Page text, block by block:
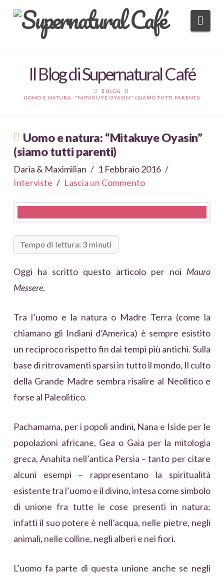
Il Blog di Supernatural Café
HOME
BLOG
UOMO E NATURA: "MITAKUYE OYASIN" (SIAMO TUTTI PARENTI)
Uomo e natura: “Mitakuye Oyasin”
(siamo tutti parenti)
Daria & Maximilian
1 Febbraio 2016
Interviste
Lascia un Commento
Tempo di lettura: 3 minuti
Oggi ha scritto questo articolo per noi Mauro
Messere.
Tra l’uomo e la natura o Madre Terra (come la
chiamano gli Indiani d’America) è sempre esistito
un reciproco rispetto fin dai tempi più antichi. Sulla
base di ritrovamenti sparsi in tutto il mondo, Il culto
della Grande Madre sembra risalire al Neolitico e
forse al Paleolitico.
Pachamama, per i popoli andini, Nana e Iside per le
popolazioni africane, Gea o Gaia per la mitologia
greca, Anahita nell’antica Persia – tanto per citare
alcuni esempi – rappresentano la spiritualità
esistente tra l’uomo e il divino, intesa come simbolo
di unione fra tutte le cose presenti in natura:
infatti il suo potere è nell’acqua, nelle pietre, negli
animali, nelle colline, negli alberi e nei fiori.
L’uomo fa parte di questa unione anche se negli